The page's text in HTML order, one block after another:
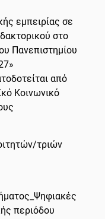
εμπειρίας σε
στο
Πανεπιστημίου
από
Κοινωνικό
τριών
περιόδου